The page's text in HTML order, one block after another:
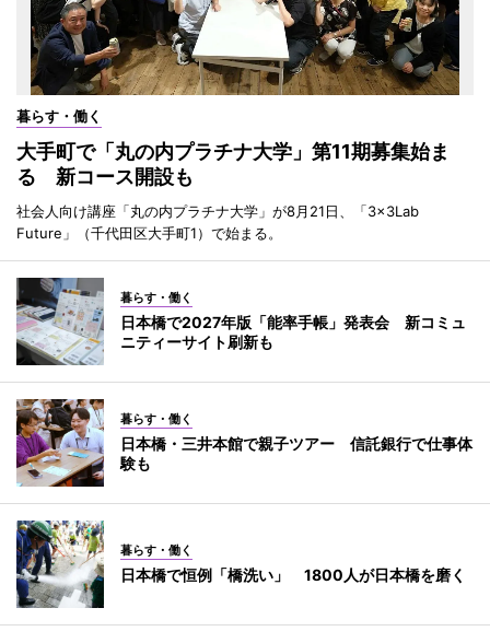
暮らす・働く
大手町で「丸の内プラチナ大学」第11期募集始ま
る 新コース開設も
社会人向け講座「丸の内プラチナ大学」が8月21日、「3×3Lab
Future」（千代田区大手町1）で始まる。
暮らす・働く
日本橋で2027年版「能率手帳」発表会 新コミュ
ニティーサイト刷新も
暮らす・働く
日本橋・三井本館で親子ツアー 信託銀行で仕事体
験も
暮らす・働く
日本橋で恒例「橋洗い」 1800人が日本橋を磨く